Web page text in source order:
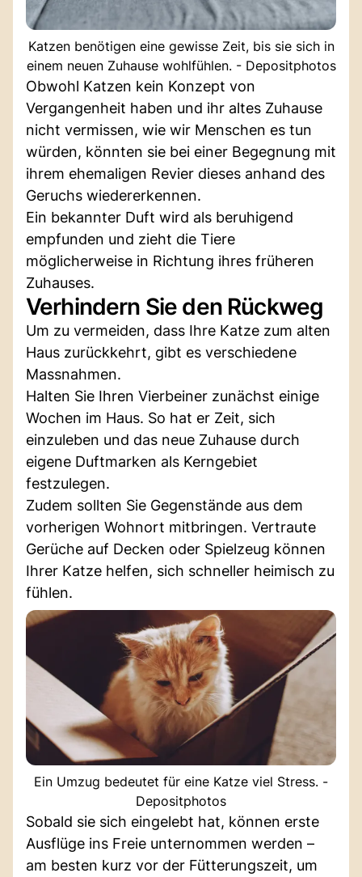
Katzen benötigen eine gewisse Zeit, bis sie sich in
einem neuen Zuhause wohlfühlen. - Depositphotos
Obwohl Katzen kein Konzept von
Vergangenheit haben und ihr altes Zuhause
nicht vermissen, wie wir Menschen es tun
würden, könnten sie bei einer Begegnung mit
ihrem ehemaligen Revier dieses anhand des
Geruchs wiedererkennen.
Ein bekannter Duft wird als beruhigend
empfunden und zieht die Tiere
möglicherweise in Richtung ihres früheren
Zuhauses.
Verhindern Sie den Rückweg
Um zu vermeiden, dass Ihre Katze zum alten
Haus zurückkehrt, gibt es verschiedene
Massnahmen.
Halten Sie Ihren Vierbeiner zunächst einige
Wochen im Haus. So hat er Zeit, sich
einzuleben und das neue Zuhause durch
eigene Duftmarken als Kerngebiet
festzulegen.
Zudem sollten Sie Gegenstände aus dem
vorherigen Wohnort mitbringen. Vertraute
Gerüche auf Decken oder Spielzeug können
Ihrer Katze helfen, sich schneller heimisch zu
fühlen.
Ein Umzug bedeutet für eine Katze viel Stress. -
Depositphotos
Sobald sie sich eingelebt hat, können erste
Ausflüge ins Freie unternommen werden –
am besten kurz vor der Fütterungszeit, um